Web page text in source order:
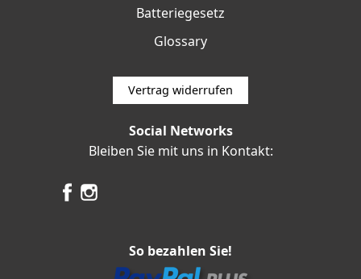
Batteriegesetz
Glossary
Vertrag widerrufen
Social Networks
Bleiben Sie mit uns in Kontakt:
So bezahlen Sie!